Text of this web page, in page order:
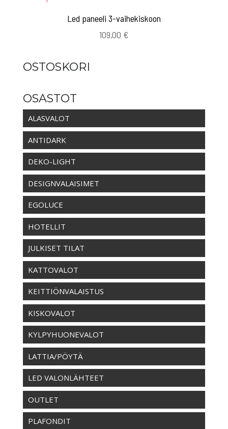
Led paneeli 3-vaihekiskoon
109,00 €
OSTOSKORI
OSASTOT
ALASVALOT
ANTIDARK
DEKO-LIGHT
DESIGNVALAISIMET
EGOLUCE
HOTELLIT
JULKISET TILAT
KATTOVALOT
KEITTIÖNVALAISTUS
KISKOVALOT
KYLPYHUONEVALOT
LATTIA/PÖYTÄ
LED VALONLÄHTEET
OUTLET
PLAFONDIT